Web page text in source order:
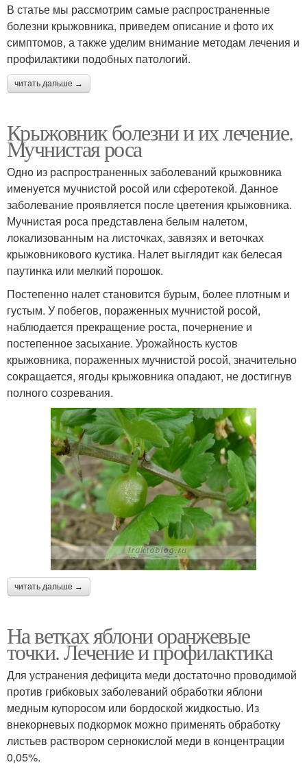
В статье мы рассмотрим самые распространенные
болезни крыжовника, приведем описание и фото их
симптомов, а также уделим внимание методам лечения и
профилактики подобных патологий.
читать дальше →
Крыжовник болезни и их лечение.
Мучнистая роса
Одно из распространенных заболеваний крыжовника
именуется мучнистой росой или сферотекой. Данное
заболевание проявляется после цветения крыжовника.
Мучнистая роса представлена белым налетом,
локализованным на листочках, завязях и веточках
крыжовникового кустика. Налет выглядит как белесая
паутинка или мелкий порошок.
Постепенно налет становится бурым, более плотным и
густым. У побегов, пораженных мучнистой росой,
наблюдается прекращение роста, почернение и
постепенное засыхание. Урожайность кустов
крыжовника, пораженных мучнистой росой, значительно
сокращается, ягоды крыжовника опадают, не достигнув
полного созревания.
читать дальше →
На ветках яблони оранжевые
точки. Лечение и профилактика
Для устранения дефицита меди достаточно проводимой
против грибковых заболеваний обработки яблони
медным купоросом или бордоской жидкостью. Из
внекорневых подкормок можно применять обработку
листьев раствором сернокислой меди в концентрации
0,05%.